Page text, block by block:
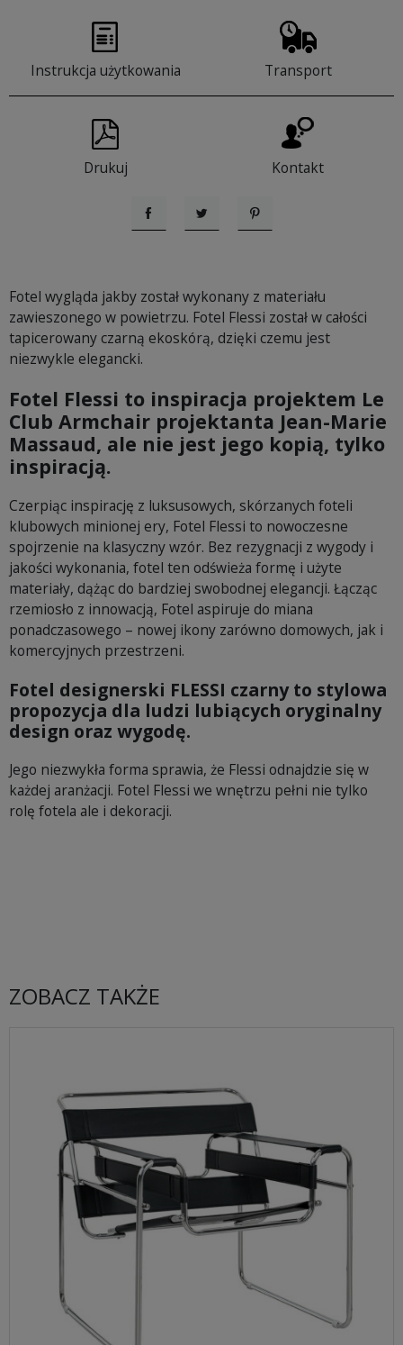
Instrukcja użytkowania Transport
Drukuj Kontakt
UdostępnijTweetujPinterest
Fotel wygląda jakby został wykonany z materiału
zawieszonego w powietrzu. Fotel Flessi został w całości
tapicerowany czarną ekoskórą, dzięki czemu jest
niezwykle elegancki.
Fotel Flessi to inspiracja projektem Le
Club Armchair projektanta Jean-Marie
Massaud, ale nie jest jego kopią, tylko
inspiracją.
Czerpiąc inspirację z luksusowych, skórzanych foteli
klubowych minionej ery, Fotel Flessi to nowoczesne
spojrzenie na klasyczny wzór. Bez rezygnacji z wygody i
jakości wykonania, fotel ten odświeża formę i użyte
materiały, dążąc do bardziej swobodnej elegancji. Łącząc
rzemiosło z innowacją, Fotel aspiruje do miana
ponadczasowego – nowej ikony zarówno domowych, jak i
komercyjnych przestrzeni.
Fotel designerski FLESSI czarny to stylowa
propozycja dla ludzi lubiących oryginalny
design oraz wygodę.
Jego niezwykła forma sprawia, że Flessi odnajdzie się w
każdej aranżacji. Fotel Flessi we wnętrzu pełni nie tylko
rolę fotela ale i dekoracji.
ZOBACZ TAKŻE